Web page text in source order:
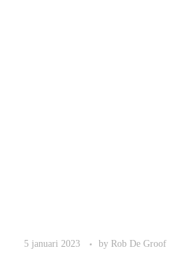
5 januari 2023 by Rob De Groof